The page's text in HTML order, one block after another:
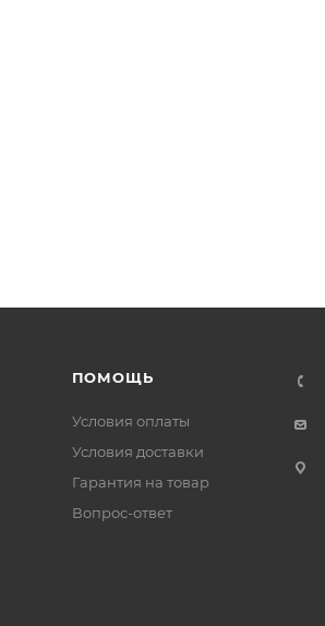
ПОМОЩЬ
Условия оплаты
Условия доставки
Гарантия на товар
Вопрос-ответ